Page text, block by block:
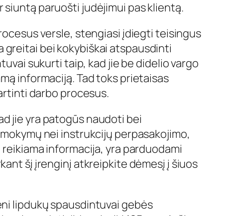
paruošti judėjimui pas klientą.
versle, stengiasi įdiegti teisingus
greitai bei kokybiškai atspausdinti
sukurti taip, kad jie be didelio vargo
informaciją. Tad toks prietaisas
darbo procesus.
jie yra patogūs naudoti bei
nei instrukcijų perpasakojimo,
informacija, yra parduodami
šį įrenginį atkreipkite dėmesį į šiuos
lipdukų spausdintuvai gebės